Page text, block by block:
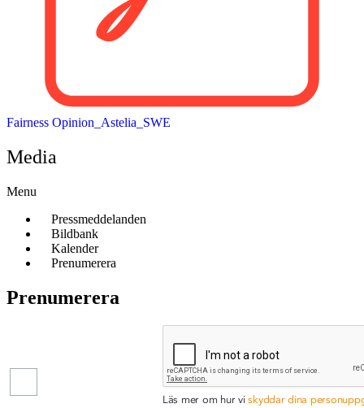
Fairness Opinion_Astelia_SWE
Media
Menu
Pressmeddelanden
Bildbank
Kalender
Prenumerera
Prenumerera
Läs mer om hur viskyddar dina